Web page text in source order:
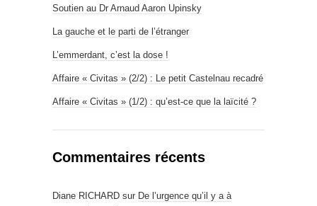
Soutien au Dr Arnaud Aaron Upinsky
La gauche et le parti de l’étranger
L’emmerdant, c’est la dose !
Affaire « Civitas » (2/2) : Le petit Castelnau recadré
Affaire « Civitas » (1/2) : qu’est-ce que la laïcité ?
Commentaires récents
Diane RICHARD sur De l’urgence qu’il y a à